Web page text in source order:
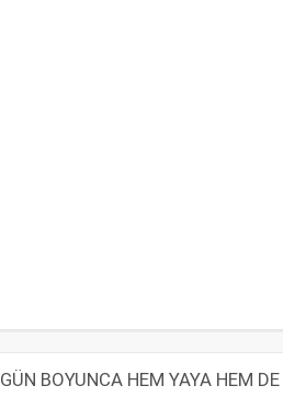
GÜN BOYUNCA HEM YAYA HEM